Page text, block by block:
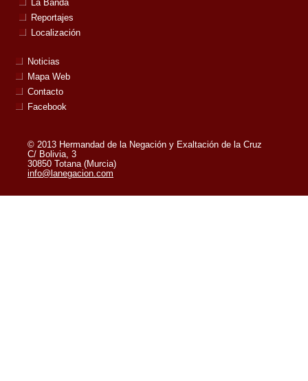
La Banda
Reportajes
Localización
Noticias
Mapa Web
Contacto
Facebook
© 2013 Hermandad de la Negación y Exaltación de la Cruz
C/ Bolivia, 3
30850 Totana (Murcia)
info@lanegacion.com